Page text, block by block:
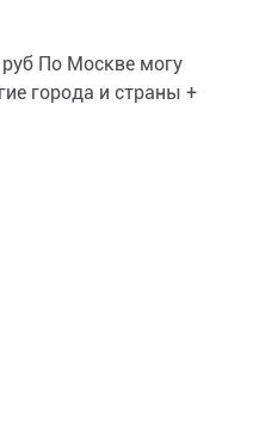
По Москве могу
города и страны +